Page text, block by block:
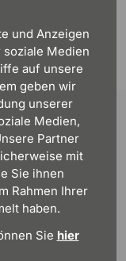
und Anzeigen
Medien
auf unsere
geben wir
unserer
Medien,
Partner
mit
Sie ihnen
Rahmen Ihrer
haben.
Sie hier